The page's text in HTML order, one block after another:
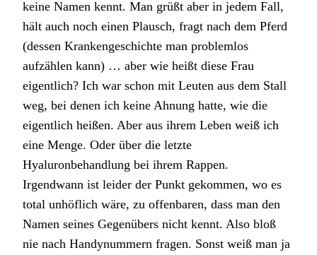
keine Namen kennt. Man grüßt aber in jedem Fall,
hält auch noch einen Plausch, fragt nach dem Pferd
(dessen Krankengeschichte man problemlos
aufzählen kann) … aber wie heißt diese Frau
eigentlich? Ich war schon mit Leuten aus dem Stall
weg, bei denen ich keine Ahnung hatte, wie die
eigentlich heißen. Aber aus ihrem Leben weiß ich
eine Menge. Oder über die letzte
Hyaluronbehandlung bei ihrem Rappen.
Irgendwann ist leider der Punkt gekommen, wo es
total unhöflich wäre, zu offenbaren, dass man den
Namen seines Gegenübers nicht kennt. Also bloß
nie nach Handynummern fragen. Sonst weiß man ja